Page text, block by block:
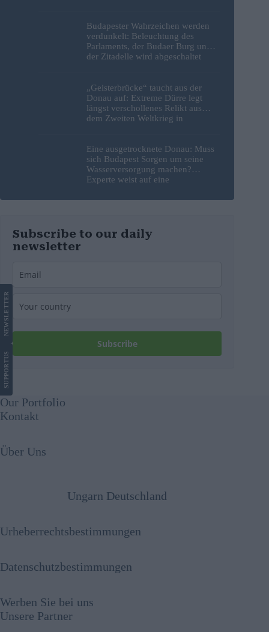
Budapester Wahrzeichen werden
verdunkelt: Beleuchtung des
Parlaments, der Budaer Burg und
der Zitadelle wird abgeschaltet
„Geisterbrücke“ taucht aus der
Donau auf: Extreme Dürre legt
längst verschollenes Relikt aus
dem Zweiten Weltkrieg in
Eine ausgetrocknete Donau: Muss
sich Budapest Sorgen um seine
Wasserversorgung machen?
Experte weist auf eine
Subscribe to our daily
newsletter
Subscribe
SUPPORT
US
NEWS
LETTER
Our Portfolio
Kontakt
Über Uns
Ungarn Deutschland
Urheberrechtsbestimmungen
Datenschutzbestimmungen
Werben Sie bei uns
Unsere Partner